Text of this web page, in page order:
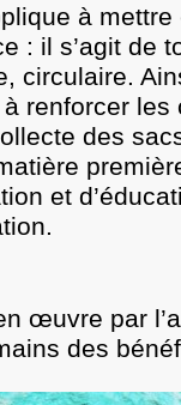
à
: il s’agit de
circulaire.
renforcer
des
et
œuvre par
des